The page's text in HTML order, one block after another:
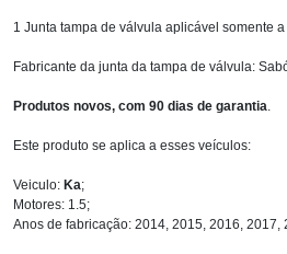
1 Junta tampa de válvula aplicável somente a
Fabricante da junta da tampa de válvula:
Produtos novos, com 90 dias de garantia
Este produto se aplica a esses veículos:
Veiculo: Ka;
Motores: 1.5;
Anos de fabricação: 2014, 2015, 2016, 2017,